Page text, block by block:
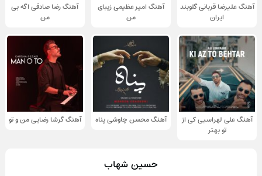
آهنگ علیرضا قربانی گلوبند
ایران
آهنگ امیر عظیمی زیبای
من
آهنگ رضا صادقی اگه بی
من
آهنگ علی لهراسبی کی از
تو ‌بهتر
آهنگ محسن چاوشی پناه آهنگ گرشا رضایی من و تو
حسین شهاب